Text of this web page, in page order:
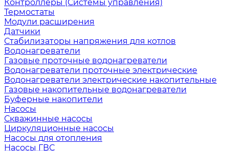
Контроллеры (Системы управления)
Термостаты
Модули расширения
Датчики
Стабилизаторы напряжения для котлов
Водонагреватели
Газовые проточные водонагреватели
Водонагреватели проточные электрические
Водонагреватели электрические накопительные
Газовые накопительные водонагреватели
Буферные накопители
Насосы
Скважинные насосы
Циркуляционные насосы
Насосы для отопления
Насосы ГВС